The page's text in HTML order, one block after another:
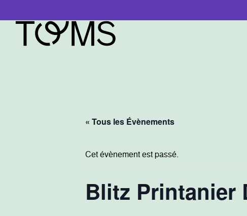
« Tous les Évènements
Cet évènement est passé.
Blitz Printanier